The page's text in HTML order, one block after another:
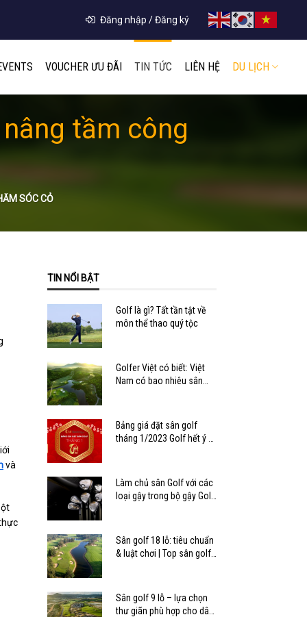
Đăng nhập / Đăng ký
VOUCHER ƯU ĐÃI TIN TỨC LIÊN HỆ DU LỊCH
tầm công
SÓC CỎ
và
TIN NỔI BẬT
Golf là gì? Tất tần tật về
môn thể thao quý tộc
Golfer Việt có biết: Việt
Nam có bao nhiêu sân
Bảng giá đặt sân golf
tháng 1/2023 Golf hết ý –
Làm chủ sân Golf với các
loại gậy trong bộ gậy Golf
Sân golf 18 lỗ: tiêu chuẩn
& luật chơi | Top sân golf
Sân golf 9 lỗ – lựa chọn
thư giãn phù hợp cho dân